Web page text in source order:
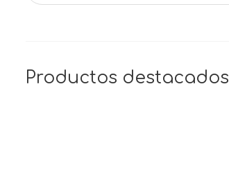
Productos destacados